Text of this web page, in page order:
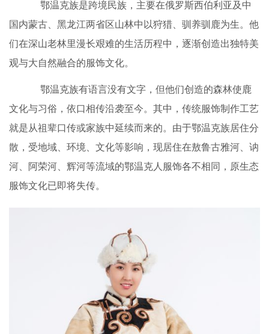
鄂温克族是跨境民族，主要在俄罗斯西伯利亚及中
国内蒙古、黑龙江两省区山林中以狩猎、驯养驯鹿为生。他
们在深山老林里漫长艰难的生活历程中，逐渐创造出独特美
观与大自然融合的服饰文化。
鄂温克族有语言没有文字，但他们创造的森林使鹿
文化与习俗，依口相传沿袭至今。其中，传统服饰制作工艺
就是从祖辈口传或家族中延续而来的。由于鄂温克族居住分
散，受地域、环境、文化等影响，现居住在敖鲁古雅河、讷
河、阿荣河、辉河等流域的鄂温克人服饰各不相同，原生态
服饰文化已即将失传。